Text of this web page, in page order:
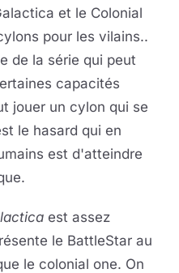
et le Colonial
pour les vilains..
de la série qui peut
capacités
jouer un cylon qui se
le hasard qui en
est d'atteindre
est assez
le BattleStar au
le colonial one. On